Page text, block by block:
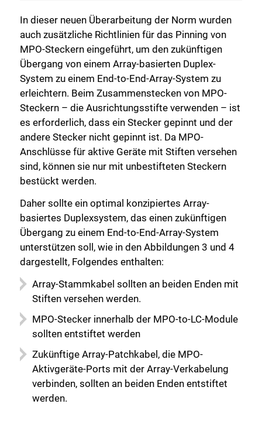
In dieser neuen Überarbeitung der Norm wurden
auch zusätzliche Richtlinien für das Pinning von
MPO-Steckern eingeführt, um den zukünftigen
Übergang von einem Array-basierten Duplex-
System zu einem End-to-End-Array-System zu
erleichtern. Beim Zusammenstecken von MPO-
Steckern – die Ausrichtungsstifte verwenden – ist
es erforderlich, dass ein Stecker gepinnt und der
andere Stecker nicht gepinnt ist. Da MPO-
Anschlüsse für aktive Geräte mit Stiften versehen
sind, können sie nur mit unbestifteten Steckern
bestückt werden.
Daher sollte ein optimal konzipiertes Array-
basiertes Duplexsystem, das einen zukünftigen
Übergang zu einem End-to-End-Array-System
unterstützen soll, wie in den Abbildungen 3 und 4
dargestellt, Folgendes enthalten:
Array-Stammkabel sollten an beiden Enden mit
Stiften versehen werden.
MPO-Stecker innerhalb der MPO-to-LC-Module
sollten entstiftet werden
Zukünftige Array-Patchkabel, die MPO-
Aktivgeräte-Ports mit der Array-Verkabelung
verbinden, sollten an beiden Enden entstiftet
werden.
Schließen Sie